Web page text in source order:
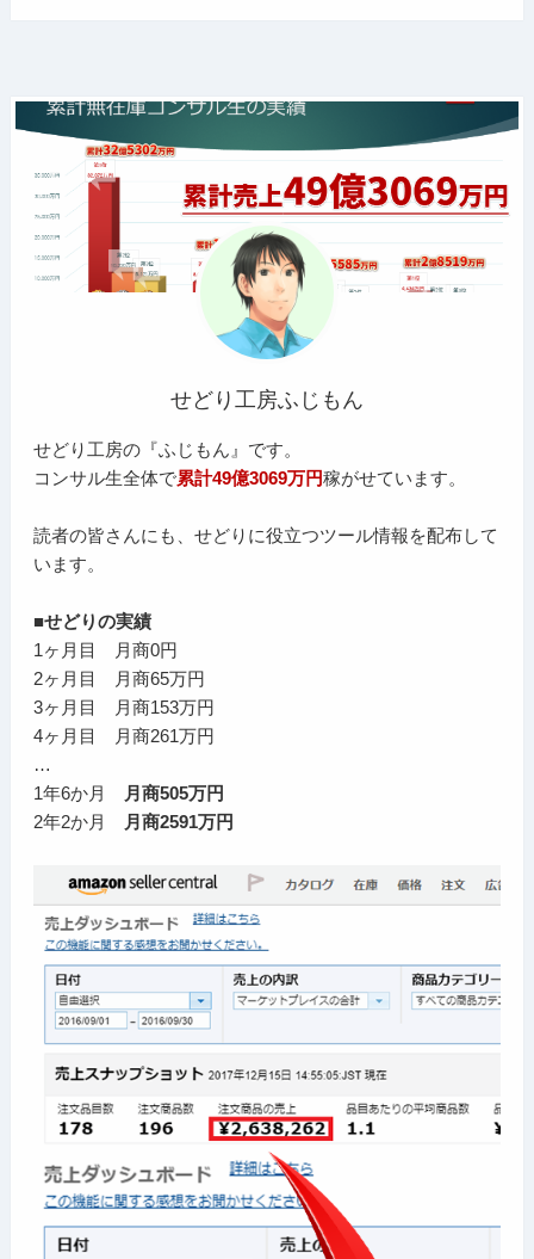
せどり工房ふじもん
せどり工房の『ふじもん』です。
コンサル生全体で累計49億3069万円稼がせています。
読者の皆さんにも、せどりに役立つツール情報を配布して
います。
■せどりの実績
1ヶ月目 月商0円
2ヶ月目 月商65万円
3ヶ月目 月商153万円
4ヶ月目 月商261万円
…
1年6か月
月商505万円
2年2か月
月商2591万円